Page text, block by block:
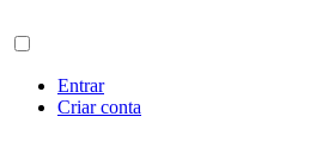
Entrar
Criar conta